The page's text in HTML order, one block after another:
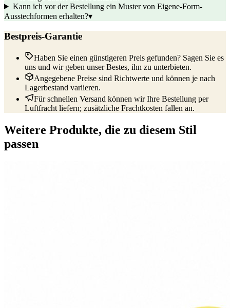
Kann ich vor der Bestellung ein Muster von Eigene-Form-
Ausstechformen erhalten?▾
Bestpreis-Garantie
Haben Sie einen günstigeren Preis gefunden? Sagen Sie es
uns und wir geben unser Bestes, ihn zu unterbieten.
Angegebene Preise sind Richtwerte und können je nach
Lagerbestand variieren.
Für schnellen Versand können wir Ihre Bestellung per
Luftfracht liefern; zusätzliche Frachtkosten fallen an.
Weitere Produkte, die zu diesem Stil
passen